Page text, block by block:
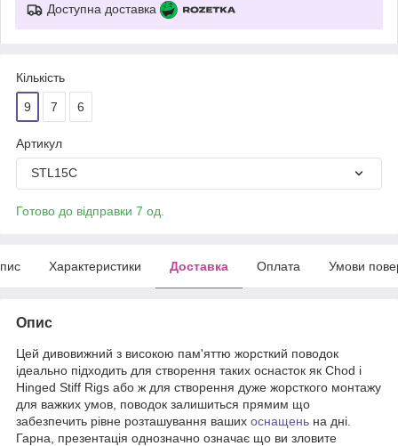
Доступна доставка
Кількість
9 7 6
Артикул
STL15C
Готово до відправки 7 од.
Характеристики Доставка Оплата Умови
Опис
Цей дивовижний з високою пам'яттю жорсткий поводок
ідеально підходить для створення таких оснасток як Chod і
Hinged Stiff Rigs або ж для створення дуже жорсткого монтажу
для важких умов, поводок залишиться прямим що
забезпечить рівне розташування ваших оснащень на дні.
Гарна, презентація однозначно означає що ви зловите